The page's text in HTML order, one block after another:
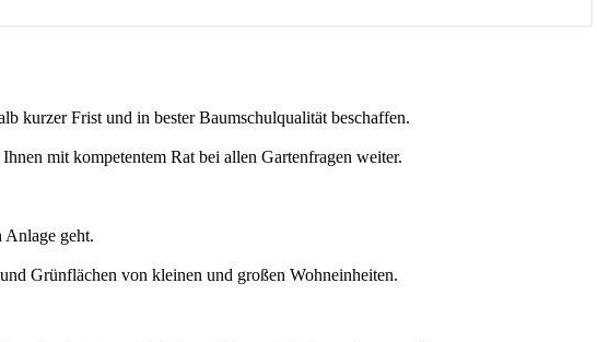
kurzer Frist und in bester Baumschulqualität beschaffen.
mit kompetentem Rat bei allen Gartenfragen weiter.
Anlage geht.
Grünflächen von kleinen und großen Wohneinheiten.